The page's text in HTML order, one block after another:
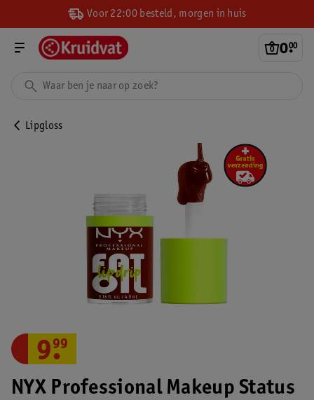
Voor 22:00 besteld, morgen in huis
0.
00
Lipgloss
NYX Professional Makeup Status
9.
99